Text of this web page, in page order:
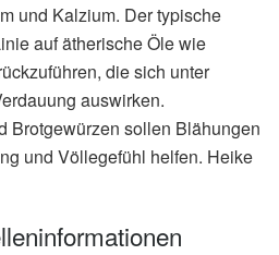
und Kalzium. Der typische
auf ätherische Öle wie
die sich unter
auswirken.
Brotgewürzen sollen Blähungen
und Völlegefühl helfen. Heike